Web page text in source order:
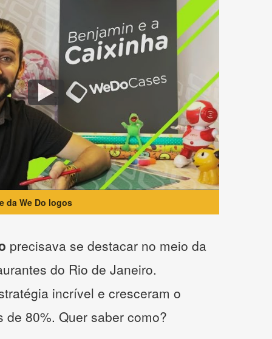
da We Do logos
precisava se destacar no meio da
do Rio de Janeiro.
incrível e cresceram o
de 80%. Quer saber como?